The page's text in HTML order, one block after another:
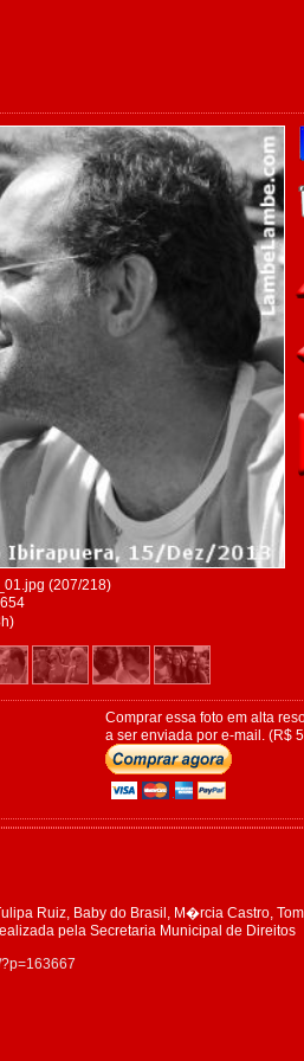
(207/218)
Comprar essa foto em alta
a ser enviada por e-mail. (R$
Ruiz, Baby do Brasil, M�rcia Castro,
pela Secretaria Municipal de Direitos